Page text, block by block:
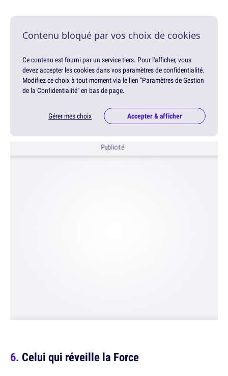
Contenu bloqué par vos choix de cookies
Ce contenu est fourni par un service tiers. Pour l'afficher, vous
devez accepter les cookies dans vos paramètres de confidentialité.
Modifiez ce choix à tout moment via le lien "Paramètres de Gestion
de la Confidentialité" en bas de page.
Gérer mes choix Accepter & afficher
Publicité
Celui qui réveille la Force